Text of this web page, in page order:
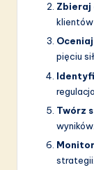
Zbieraj
klientów
Oceniaj
pięciu
Twórz
wyników.
strategii.